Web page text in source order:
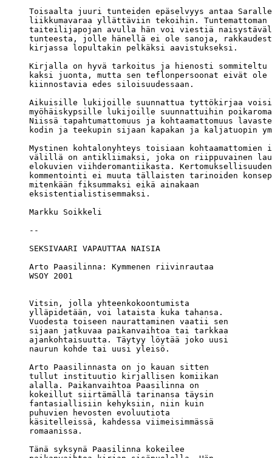
Toisaalta juuri tunteiden epäselvyys antaa
liikkumavaraa yllättäviin tekoihin. Tuntemattoman
taiteilijapojan avulla hän voi viestiä
tunteesta, jolle hänellä ei ole sanoja,
kirjassa lopultakin pelkäksi aavistukseksi.
Kirjalla on hyvä tarkoitus ja hienosti sommiteltu
kaksi juonta, mutta sen teflonpersoonat eivät
kiinnostavia edes siloisuudessaan.
Aikuisille lukijoille suunnattua tyttökirjaa
myöhäiskypsille lukijoille suunnattuihin
Niissä tapahtumattomuus ja kohtaamattomuus
kodin ja teekupin sijaan kapakan ja kaljatuopin
Mystinen kohtalonyhteys toisiaan kohtaamattomien
välillä on antikliimaksi, joka on riippuvainen
elokuvien viihderomantiikasta.
kommentointi ei muuta tällaisten tarinoiden
mitenkään fiksummaksi eikä ainakaan
eksistentialistisemmaksi.
Markku Soikkeli
Arto Paasilinna: Kymmenen riivinrautaa
WSOY 2001
Vitsin, jolla yhteenkokoontumista
ylläpidetään, voi lataista kuka tahansa.
Vuodesta toiseen naurattaminen vaatii sen
sijaan jatkuvaa paikanvaihtoa tai tarkkaa
ajankohtaisuutta. Täytyy löytää joko uusi
naurun kohde tai uusi yleisö.
Arto Paasilinnasta on jo kauan sitten
tullut instituutio kirjallisen komiikan
alalla. Paikanvaihtoa Paasilinna on
kokeillut siirtämällä tarinansa täysin
fantasiallisiin kehyksiin, niin kuin
puhuvien hevosten evoluutiota
käsitelleissä, kahdessa viimeisimmässä
romaanissa.
Tänä syksynä Paasilinna kokeilee